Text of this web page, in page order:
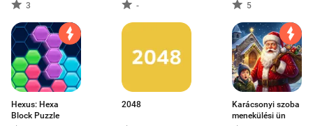
3
-
5
Hexus: Hexa
Block Puzzle
2048
Karácsonyi szoba
menekülési ün